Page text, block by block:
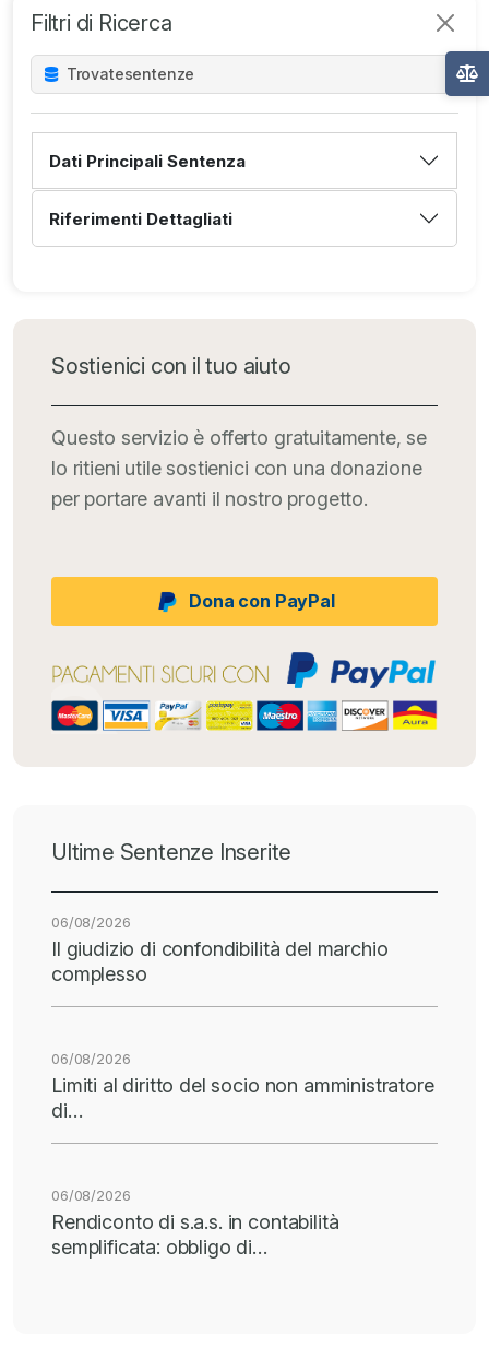
Filtri di Ricerca
Trovatesentenze
Dati Principali Sentenza
Riferimenti Dettagliati
Sostienici con il tuo aiuto
Questo servizio è offerto gratuitamente, se
lo ritieni utile sostienici con una donazione
per portare avanti il nostro progetto.
Dona con PayPal
Ultime Sentenze Inserite
06/08/2026
Il giudizio di confondibilità del marchio
complesso
06/08/2026
Limiti al diritto del socio non amministratore
di…
06/08/2026
Rendiconto di s.a.s. in contabilità
semplificata: obbligo di…